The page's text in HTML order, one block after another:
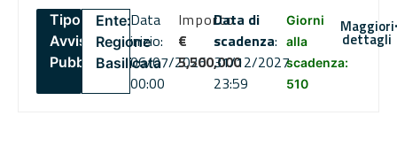
Tipo:
Avviso
Pubblico
Ente:
Regione
Basilicata
Data
inizio:
06/07/2026
00:00
Importo
€
5,500,000
Data di
scadenza:
31/12/2027
23:59
Giorni
alla
scadenza:
510
Maggiori
dettagli